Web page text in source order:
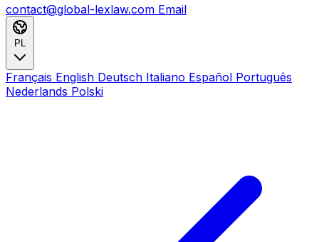
contact@global-lexlaw.com Email
PL
Français English Deutsch Italiano Español Português
Nederlands Polski